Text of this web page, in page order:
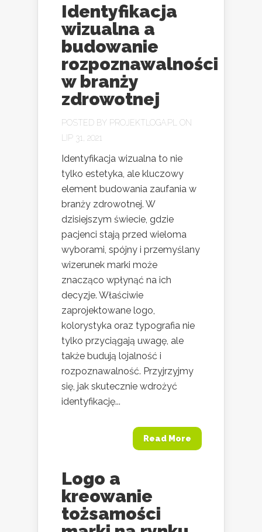
Identyfikacja
wizualna a
budowanie
rozpoznawalności
w branży
zdrowotnej
POSTED BY PROJEKTLOGA.PL
ON
LIP 31, 2021
Identyfikacja wizualna to nie
tylko estetyka, ale kluczowy
element budowania zaufania w
branży zdrowotnej. W
dzisiejszym świecie, gdzie
pacjenci stają przed wieloma
wyborami, spójny i przemyślany
wizerunek marki może
znacząco wpłynąć na ich
decyzje. Właściwie
zaprojektowane logo,
kolorystyka oraz typografia nie
tylko przyciągają uwagę, ale
także budują lojalność i
rozpoznawalność. Przyjrzyjmy
się, jak skutecznie wdrożyć
identyfikację...
Read More
Logo a
kreowanie
tożsamości